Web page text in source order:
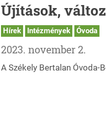
Újítások,
Hírek Intézmények Óvoda
2023. november 2.
A Székely Bertalan